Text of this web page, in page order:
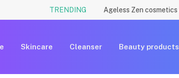
TRENDING
Skincare Cleanser Beauty products